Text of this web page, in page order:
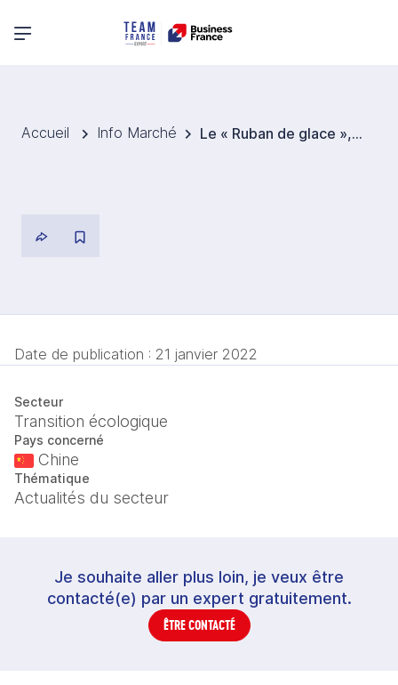
Menu principal
Accueil Info Marché Le « Ruban de glace », une construction intelligente pour les Jeux d’hiver de Pékin
Date de publication : 21 janvier 2022
Secteur
Transition écologique
Pays concerné
Chine
Thématique
Actualités du secteur
Je souhaite aller plus loin, je veux être
contacté(e) par un expert gratuitement.
ÊTRE CONTACTÉ